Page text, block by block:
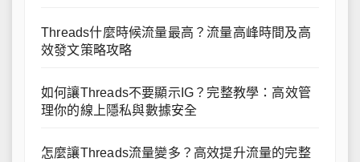
Threads什麼時候流量最高？流量高峰時間及高
效發文策略攻略
如何讓Threads不要顯示IG？完整教學：高效管
理你的線上隱私與數據安全
怎麼讓Threads流量變多？高效提升流量的完整